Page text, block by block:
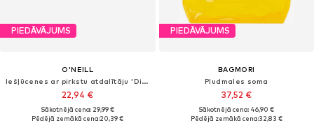
PIEDĀVĀJUMS
O'NEILL
Iešļūcenes ar pirkstu atdalītāju 'Ditsy Sun'
22,94 €
Sākotnējā cena: 29,99 €
Pēdējā zemākā cena:20,39 €
PIEDĀVĀJUMS
BAGMORI
Pludmales soma
37,52 €
Sākotnējā cena: 46,90 €
Pēdējā zemākā cena:32,83 €